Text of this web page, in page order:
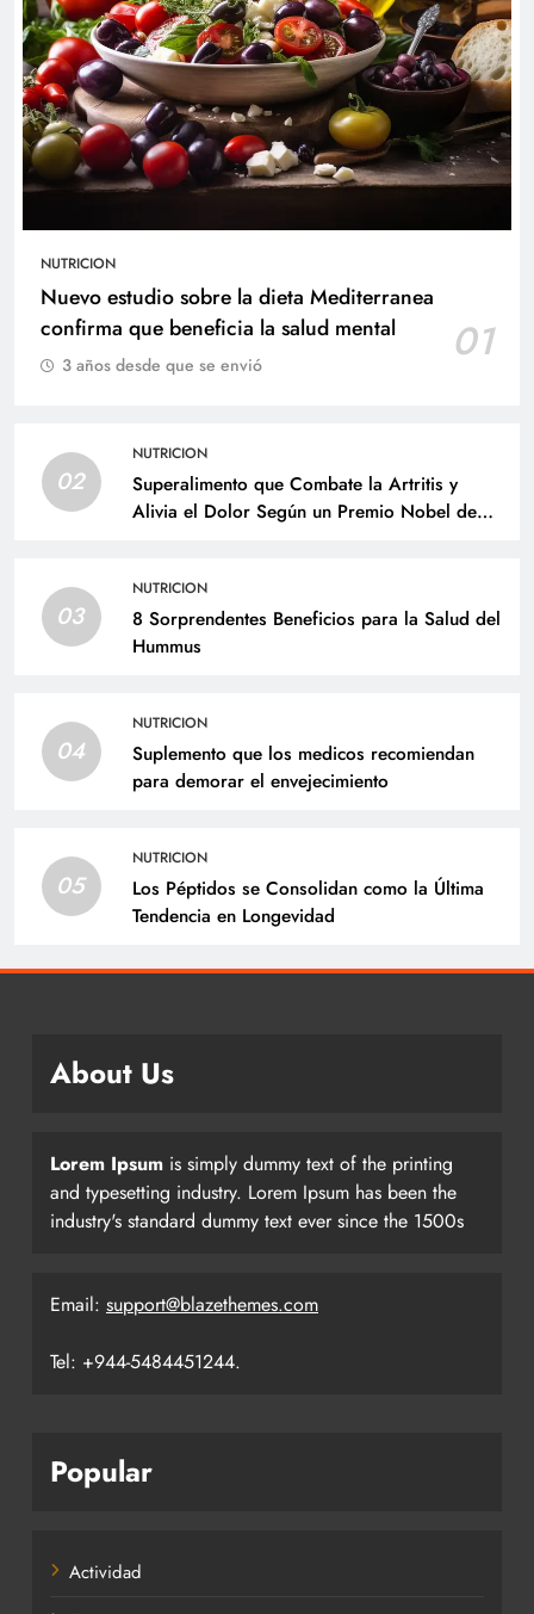
NUTRICION
Nuevo estudio sobre la dieta Mediterranea
confirma que beneficia la salud mental
01
3 años desde que se envió
02
NUTRICION
Superalimento que Combate la Artritis y
Alivia el Dolor Según un Premio Nobel de
03
NUTRICION
8 Sorprendentes Beneficios para la Salud del
Hummus
04
NUTRICION
Suplemento que los medicos recomiendan
para demorar el envejecimiento
05
NUTRICION
Los Péptidos se Consolidan como la Última
Tendencia en Longevidad
About Us
Lorem Ipsum is simply dummy text of the printing
and typesetting industry. Lorem Ipsum has been the
industry's standard dummy text ever since the 1500s
Email: support@blazethemes.com
Tel: +944-5484451244.
Popular
Actividad